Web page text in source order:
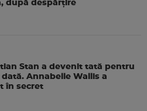
după despărțire
Stan a devenit tată pentru
Annabelle Wallis a
în secret